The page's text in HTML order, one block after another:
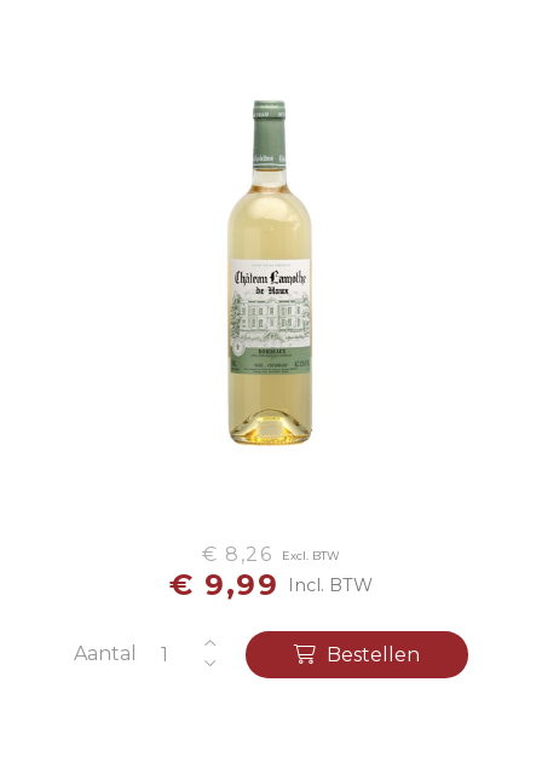
€ 8,26 Excl. BTW
€ 9,99 Incl. BTW
Aantal Bestellen